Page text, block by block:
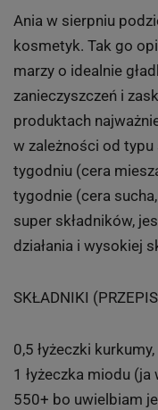
Ania w sierpniu
kosmetyk. Tak go
marzy o idealnie
zanieczyszczeń i
produktach
w zależności od
tygodniu (cera
tygodnie (cera
super składników,
działania i wysokiej
SKŁADNIKI
0,5 łyżeczki kurkumy,
1 łyżeczka miodu
550+ bo uwielbiam